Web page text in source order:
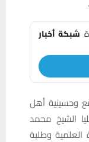
شبكة أخبار
وحسينية أهل
الشيخ محمد
وطلبة